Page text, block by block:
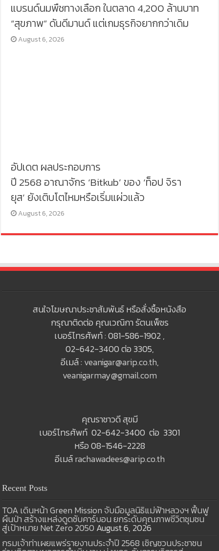
แบรนด์นมพืชทางเลือก ในตลาด 4,200 ล้านบาท
“สุขภาพ” ดันดีมานด์ แต่เกมธุรกิจยากกว่าเดิม
August 6, 2026
อัปเดต ผลประกอบการ
ปี 2568 อาณาจักร ‘Bitkub’ ของ ‘ท็อป จิรา
ยุส’ ยังเติบโตไหมหรือเริ่มแผ่วแล้ว
August 6, 2026
สนใจโฆษณาประชาสัมพันธ์ หรือสั่งซื้อหนังสือ
กรุณาติดต่อ คุณเวณิกา รัตนเพ็ชร
เบอร์โทรศัพท์ : 081-586-1902 ,
02-642-3400 ต่อ 3305,
อีเมล์ : veanigar@arip.co.th,
veanigarmay@gmail.com
คุณราชาวดี สุขมี
เบอร์โทรศัพท์ 02-642-3400 ต่อ 3301
หรือ 08-1546-2228
อีเมล์rachawadees@arip.co.th
Recent Posts
TOA เดินหน้า Green Mission จับมือมูลนิธิแม่ฟ้าหลวงฯ ฟื้นฟู
ผืนป่า สร้างแหล่งดูดซับคาร์บอน ยกระดับคุณภาพชีวิตชุมชน
สู่เป้าหมาย Net Zero 2050 August 6, 2026
กรมเจ้าท่าเผยแพร่รายงานประจำปี 2568 เชิญชวนประชาชน